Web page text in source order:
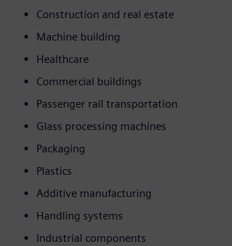
Construction and real estate
Machine building
Healthcare
Commercial buildings
Passenger rail transportation
Glass processing machines
Packaging
Plastics
Additive manufacturing
Handling systems
Industrial components